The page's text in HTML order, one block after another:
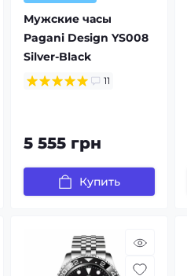
Мужские часы
Pagani Design YS008
Silver-Black
11
5 555 грн
Купить